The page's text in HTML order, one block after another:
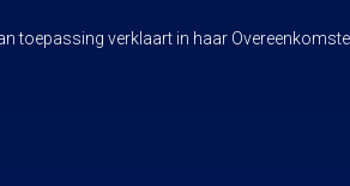
toepassing verklaart in haar